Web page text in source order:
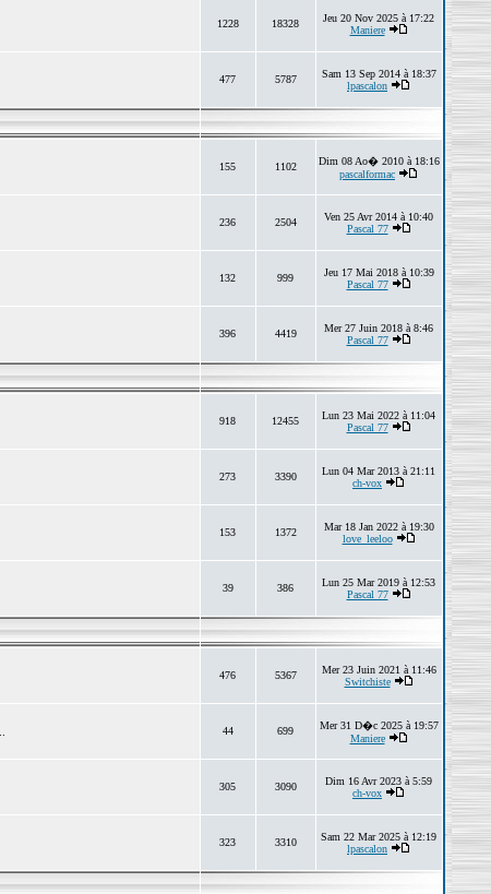
1228 18328
Jeu 20 Nov 2025 à 17:22
Maniere
477 5787
Sam 13 Sep 2014 à 18:37
lpascalon
155 1102
Dim 08 Ao� 2010 à 18:16
pascalformac
236 2504
Ven 25 Avr 2014 à 10:40
Pascal 77
132 999
Jeu 17 Mai 2018 à 10:39
Pascal 77
396 4419
Mer 27 Juin 2018 à 8:46
Pascal 77
918 12455
Lun 23 Mai 2022 à 11:04
Pascal 77
273 3390
Lun 04 Mar 2013 à 21:11
ch-vox
153 1372
Mar 18 Jan 2022 à 19:30
love_leeloo
39 386
Lun 25 Mar 2019 à 12:53
Pascal 77
476 5367
Mer 23 Juin 2021 à 11:46
Switchiste
44 699
Mer 31 D�c 2025 à 19:57
Maniere
305 3090
Dim 16 Avr 2023 à 5:59
ch-vox
323 3310
Sam 22 Mar 2025 à 12:19
lpascalon